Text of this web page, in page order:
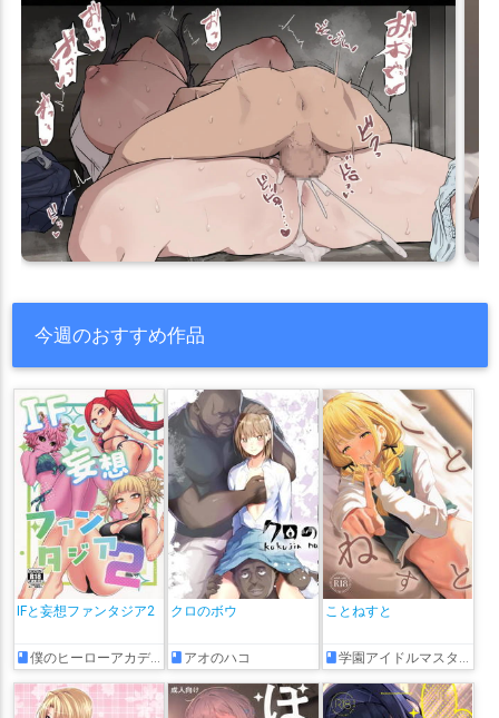
今週のおすすめ作品
IFと妄想ファンタジア2
僕のヒーローアカデミア
クロのボウ
アオのハコ
ことねすと
学園アイドルマスター